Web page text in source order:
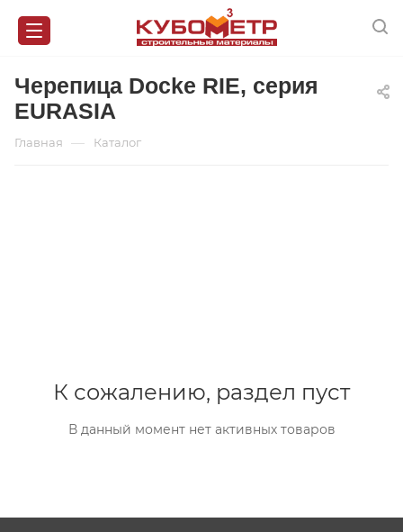
Черепица Docke RIE, серия
EURASIA
Главная — Каталог
К сожалению, раздел пуст
В данный момент нет активных товаров